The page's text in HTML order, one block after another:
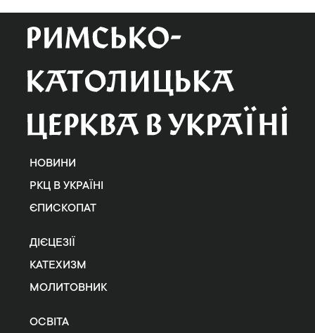
НОВИНИ
РКЦ В УКРАЇНІ
ЄПИСКОПАТ
ДІЄЦЕЗІЇ
КАТЕХИЗМ
МОЛИТОВНИК
ОСВІТА